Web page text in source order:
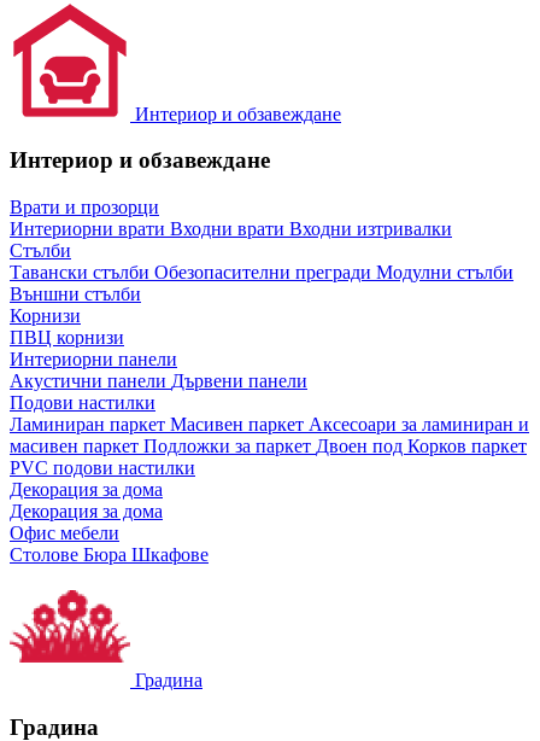
Интериор и обзавеждане
Интериор и обзавеждане
Врати и прозорци
Интериорни врати Входни врати Входни изтривалки
Стълби
Тавански стълби Обезопасителни прегради Модулни стълби
Външни стълби
Корнизи
ПВЦ корнизи
Интериорни панели
Акустични панели Дървени панели
Подови настилки
Ламиниран паркет Масивен паркет Аксесоари за ламиниран и
масивен паркет Подложки за паркет Двоен под Корков паркет
PVC подови настилки
Декорация за дома
Декорация за дома
Офис мебели
Столове Бюра Шкафове
Градина
Градина